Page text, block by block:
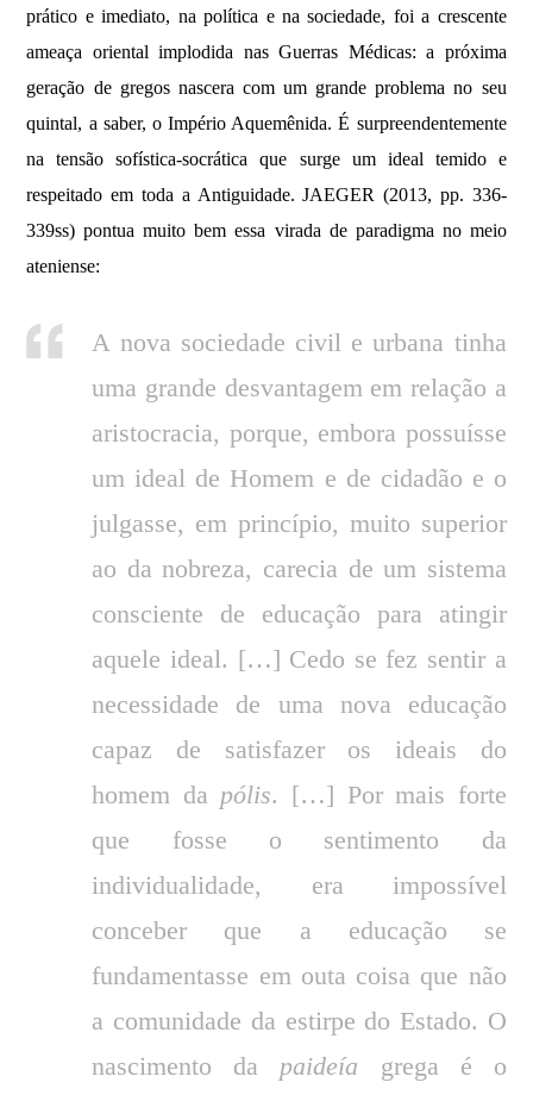
prático e imediato, na política e na sociedade, foi a crescente
ameaça oriental implodida nas Guerras Médicas: a próxima
geração de gregos nascera com um grande problema no seu
quintal, a saber, o Império Aquemênida. É surpreendentemente
na tensão sofística-socrática que surge um ideal temido e
respeitado em toda a Antiguidade. JAEGER (2013, pp. 336-
339ss) pontua muito bem essa virada de paradigma no meio
ateniense:
A nova sociedade civil e urbana tinha
uma grande desvantagem em relação a
aristocracia, porque, embora possuísse
um ideal de Homem e de cidadão e o
julgasse, em princípio, muito superior
ao da nobreza, carecia de um sistema
consciente de educação para atingir
aquele ideal. […] Cedo se fez sentir a
necessidade de uma nova educação
capaz de satisfazer os ideais do
homem da pólis. […] Por mais forte
que fosse o sentimento da
individualidade, era impossível
conceber que a educação se
fundamentasse em outa coisa que não
a comunidade da estirpe do Estado. O
nascimento da paideía grega é o